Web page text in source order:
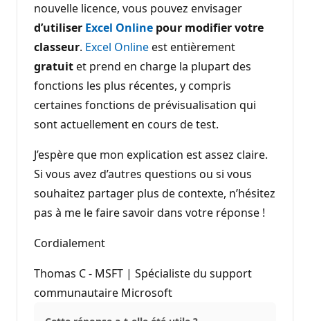
nouvelle licence, vous pouvez envisager
d’utiliser Excel Online pour modifier votre
classeur. Excel Onlineest entièrement
gratuitet prend en charge la plupart des
fonctions les plus récentes, y compris
certaines fonctions de prévisualisation qui
sont actuellement en cours de test.
J’espère que mon explication est assez claire.
Si vous avez d’autres questions ou si vous
souhaitez partager plus de contexte, n’hésitez
pas à me le faire savoir dans votre réponse !
Cordialement
Thomas C - MSFT | Spécialiste du support
communautaire Microsoft